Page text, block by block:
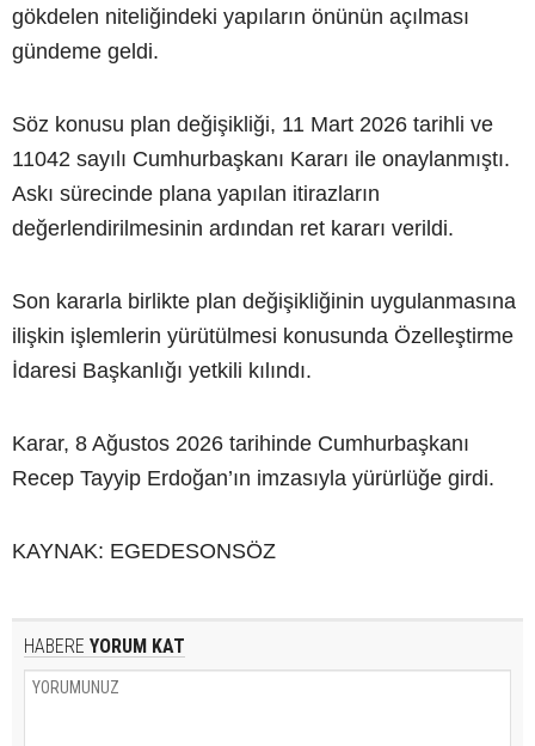
gökdelen niteliğindeki yapıların önünün açılması
gündeme geldi.
Söz konusu plan değişikliği, 11 Mart 2026 tarihli ve
11042 sayılı Cumhurbaşkanı Kararı ile onaylanmıştı.
Askı sürecinde plana yapılan itirazların
değerlendirilmesinin ardından ret kararı verildi.
Son kararla birlikte plan değişikliğinin uygulanmasına
ilişkin işlemlerin yürütülmesi konusunda Özelleştirme
İdaresi Başkanlığı yetkili kılındı.
Karar, 8 Ağustos 2026 tarihinde Cumhurbaşkanı
Recep Tayyip Erdoğan’ın imzasıyla yürürlüğe girdi.
KAYNAK: EGEDESONSÖZ
HABERE YORUM KAT